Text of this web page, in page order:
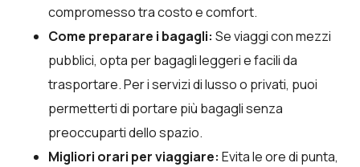
compromesso tra costo e comfort.
Come preparare i bagagli: Se viaggi con mezzi
pubblici, opta per bagagli leggeri e facili da
trasportare. Per i servizi di lusso o privati, puoi
permetterti di portare più bagagli senza
preoccuparti dello spazio.
Migliori orari per viaggiare: Evita le ore di punta,